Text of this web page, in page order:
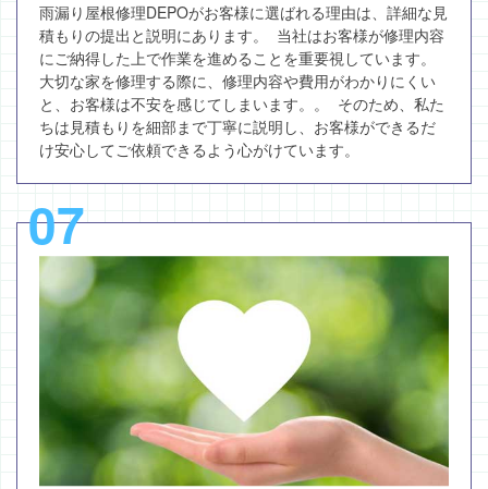
雨漏り屋根修理DEPOがお客様に選ばれる理由は、詳細な見
積もりの提出と説明にあります。 当社はお客様が修理内容
にご納得した上で作業を進めることを重要視しています。
大切な家を修理する際に、修理内容や費用がわかりにくい
と、お客様は不安を感じてしまいます。。 そのため、私た
ちは見積もりを細部まで丁寧に説明し、お客様ができるだ
け安心してご依頼できるよう心がけています。
07